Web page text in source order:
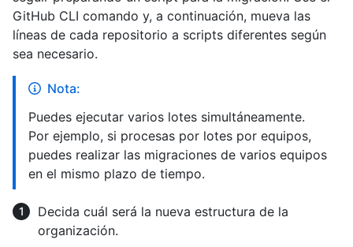
GitHub CLI comando y, a continuación, mueva las
líneas de cada repositorio a scripts diferentes según
sea necesario.
Nota:
Puedes ejecutar varios lotes simultáneamente.
Por ejemplo, si procesas por lotes por equipos,
puedes realizar las migraciones de varios equipos
en el mismo plazo de tiempo.
Decida cuál será la nueva estructura de la
organización.